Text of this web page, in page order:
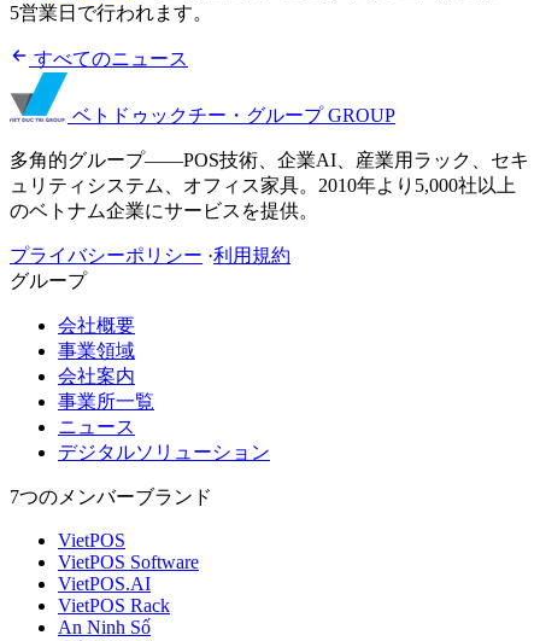
5営業日で行われます。
すべてのニュース
ベトドゥックチー・グループGROUP
多角的グループ——POS技術、企業AI、産業用ラック、セキ
ュリティシステム、オフィス家具。2010年より5,000社以上
のベトナム企業にサービスを提供。
プライバシーポリシー ·利用規約
グループ
会社概要
事業領域
会社案内
事業所一覧
ニュース
デジタルソリューション
7つのメンバーブランド
VietPOS
VietPOS Software
VietPOS.AI
VietPOS Rack
An Ninh Số